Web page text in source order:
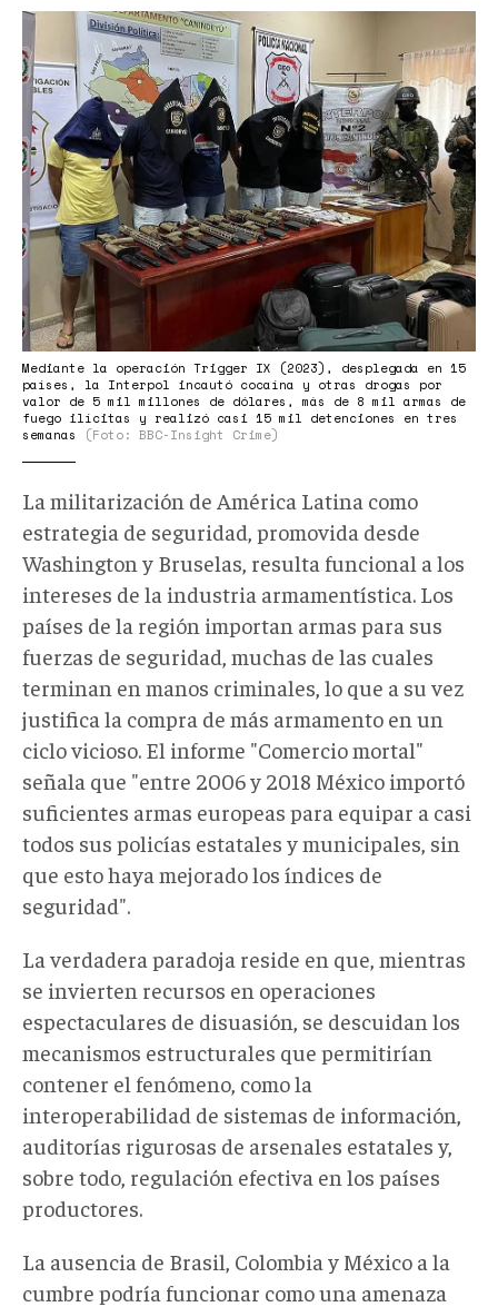
trigger
2023.png
Mediante la operación Trigger IX (2023), desplegada en 15
países, la Interpol incautó cocaína y otras drogas por
valor de 5 mil millones de dólares, más de 8 mil armas de
fuego ilícitas y realizó casi 15 mil detenciones en tres
semanas
(Foto: BBC-Insight Crime)
La militarización de América Latina como
estrategia de seguridad, promovida desde
Washington y Bruselas, resulta funcional a los
intereses de la industria armamentística. Los
países de la región importan armas para sus
fuerzas de seguridad, muchas de las cuales
terminan en manos criminales, lo que a su vez
justifica la compra de más armamento en un
ciclo vicioso. El informe "Comercio mortal"
señala que "entre 2006 y 2018 México importó
suficientes armas europeas para equipar a casi
todos sus policías estatales y municipales, sin
que esto haya mejorado los índices de
seguridad".
La verdadera paradoja reside en que, mientras
se invierten recursos en operaciones
espectaculares de disuasión, se descuidan los
mecanismos estructurales que permitirían
contener el fenómeno, como la
interoperabilidad de sistemas de información,
auditorías rigurosas de arsenales estatales y,
sobre todo, regulación efectiva en los países
productores.
La ausencia de Brasil, Colombia y México a la
cumbre podría funcionar como una amenaza